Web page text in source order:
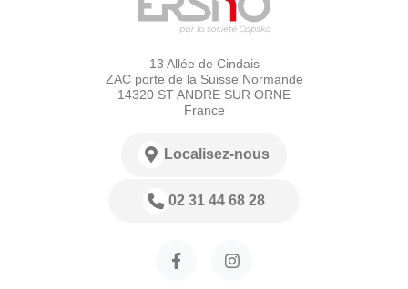
13 Allée de Cindais
ZAC porte de la Suisse Normande
14320 ST ANDRE SUR ORNE
France
Localisez-nous
02 31 44 68 28